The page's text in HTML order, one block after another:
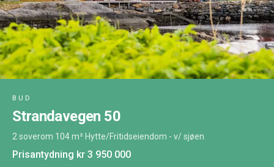
BUD
Strandavegen 50
2 soverom·104 m²·Hytte/Fritidseiendom - v/ sjøen
Prisantydning kr 3 950 000